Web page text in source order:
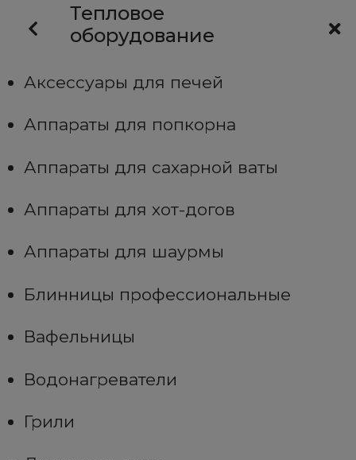
Тепловое
оборудование
Аксессуары для печей
Аппараты для попкорна
Аппараты для сахарной ваты
Аппараты для хот-догов
Аппараты для шаурмы
Блинницы профессиональные
Вафельницы
Водонагреватели
Грили